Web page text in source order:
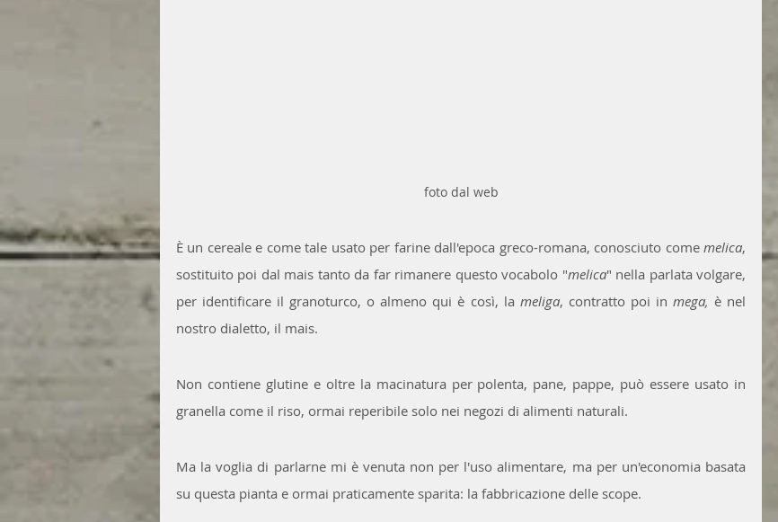
foto dal web
È un cereale e come tale usato per farine dall'epoca greco-romana, conosciuto come melica,
sostituito poi dal mais tanto da far rimanere questo vocabolo "melica" nella parlata volgare,
per identificare il granoturco, o almeno qui è così, la meliga, contratto poi in mega, è nel
nostro dialetto, il mais.
Non contiene glutine e oltre la macinatura per polenta, pane, pappe, può essere usato in
granella come il riso, ormai reperibile solo nei negozi di alimenti naturali.
Ma la voglia di parlarne mi è venuta non per l'uso alimentare, ma per un'economia basata
su questa pianta e ormai praticamente sparita: la fabbricazione delle scope.